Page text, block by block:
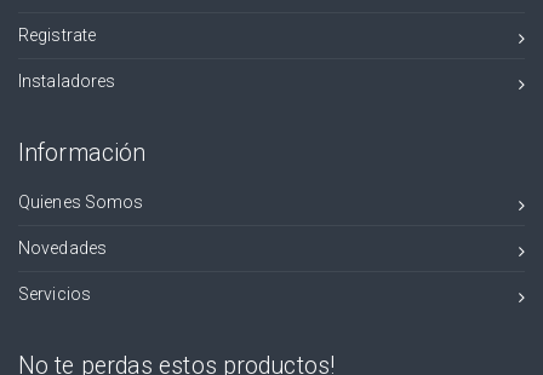
Registrate
Instaladores
Información
Quienes Somos
Novedades
Servicios
No te perdas estos productos!